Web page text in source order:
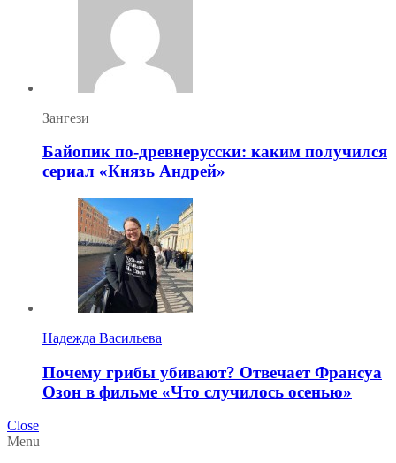
Зангези
Байопик по-древнерусски: каким получился
сериал «Князь Андрей»
Надежда Васильева
Почему грибы убивают? Отвечает Франсуа
Озон в фильме «Что случилось осенью»
Close
Menu